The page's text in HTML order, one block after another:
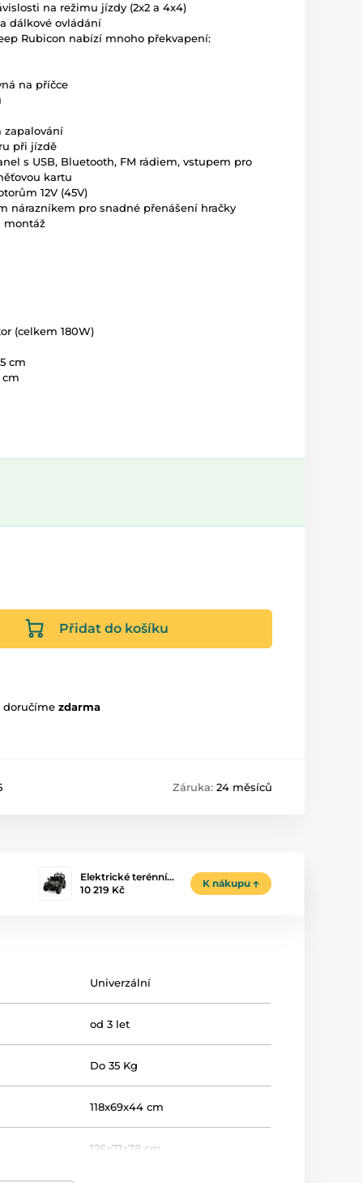
na režimu jízdy (2x2 a 4x4)
dálkové ovládání
Rubicon nabízí mnoho překvapení:
na příčce
zapalování
při jízdě
s USB, Bluetooth, FM rádiem, vstupem pro
kartu
12V (45V)
nárazníkem pro snadné přenášení hračky
montáž
(celkem 180W)
cm
cm
Přidat do košíku
doručíme zdarma
Záruka: 24 měsíců
Elektrické terénní…
10 219 Kč
K nákupu
Univerzální
od 3 let
Do 35 Kg
118x69x44 cm
126x71x78 cm